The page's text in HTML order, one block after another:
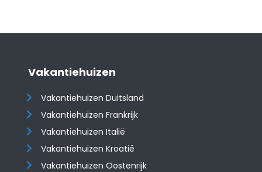
Vakantiehuizen
Vakantiehuizen Duitsland
Vakantiehuizen Frankrijk
Vakantiehuizen Italië
Vakantiehuizen Kroatië
​​​​​​​Vakantiehuizen Oostenrijk